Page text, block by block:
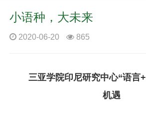
小语种，大未来
2020-06-20 865
三亚学院印尼研究中心“语言+
机遇